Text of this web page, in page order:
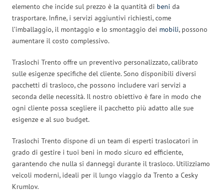
elemento che incide sul prezzo è la quantità di beni da
trasportare. Infine, i servizi aggiuntivi richiesti, come
l’imballaggio, il montaggio e lo smontaggio dei mobili, possono
aumentare il costo complessivo.
Traslochi Trento offre un preventivo personalizzato, calibrato
sulle esigenze specifiche del cliente. Sono disponibili diversi
pacchetti di trasloco, che possono includere vari servizi a
seconda delle necessità. Il nostro obiettivo è fare in modo che
ogni cliente possa scegliere il pacchetto più adatto alle sue
esigenze e al suo budget.
Traslochi Trento dispone di un team di esperti traslocatori in
grado di gestire i tuoi beni in modo sicuro ed efficiente,
garantendo che nulla si danneggi durante il trasloco. Utilizziamo
veicoli moderni, ideali per il lungo viaggio da Trento a Cesky
Krumlov.